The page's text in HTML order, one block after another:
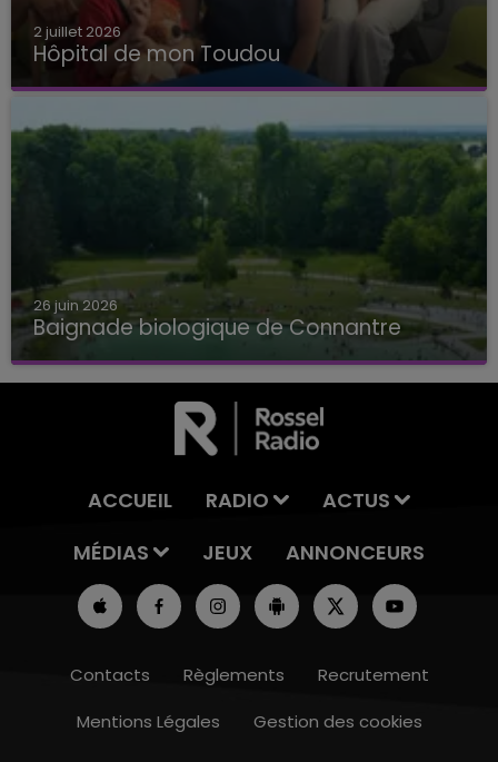
2 juillet 2026
Hôpital de mon Toudou
Hôpital de mon Toudou
26 juin 2026
Baignade biologique de Connantre
Baignade biologique de Connantre
ACCUEIL RADIO
ACTUS
MÉDIAS
JEUX ANNONCEURS
Contacts Règlements
Recrutement
Mentions Légales
Gestion des cookies